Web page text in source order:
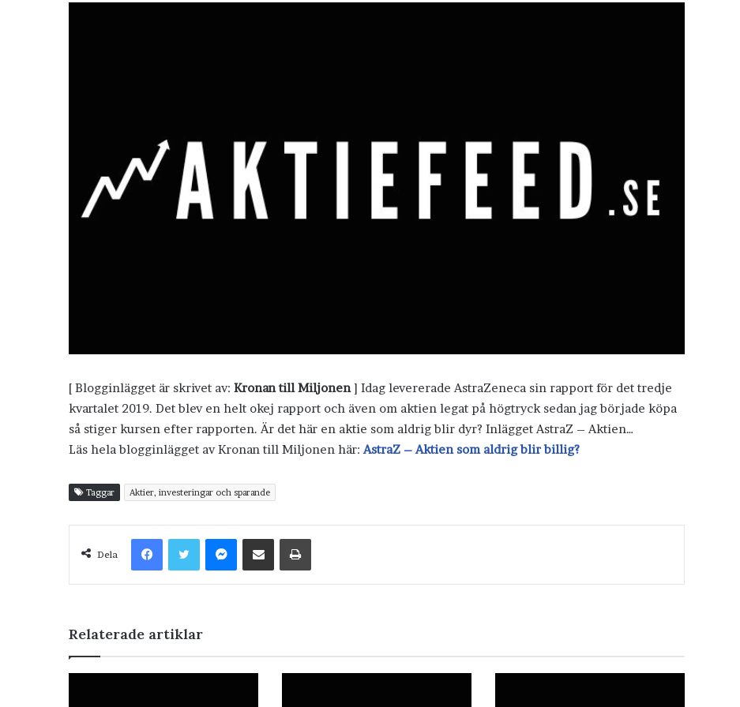
[ Blogginlägget är skrivet av: Kronan till Miljonen] Idag levererade AstraZeneca sin rapport för det tredje
kvartalet 2019. Det blev en helt okej rapport och även om aktien legat på högtryck sedan jag började köpa
så stiger kursen efter rapporten. Är det här en aktie som aldrig blir dyr? Inlägget AstraZ – Aktien…
Läs hela blogginlägget av Kronan till Miljonen här: AstraZ – Aktien som aldrig blir billig?
Taggar Aktier, investeringar och sparande
Dela
FacebookTwitterMessenger
Dela via e-post Skriv ut
Relaterade artiklar